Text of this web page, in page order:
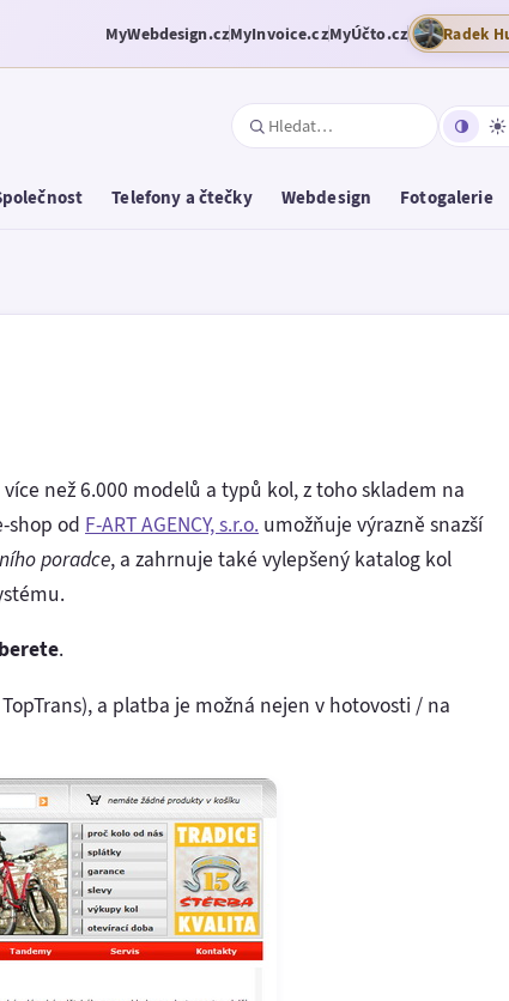
MyWebdesign.czMyInvoice.czMyÚčto.cz Radek
Telefony a čtečky Webdesign Fotogalerie
než 6.000 modelů a typů kol, z toho skladem na
shop od F-ART AGENCY, s.r.o. umožňuje výrazně snazší
poradce, a zahrnuje také vylepšený katalog kol
.
a platba je možná nejen v hotovosti / na